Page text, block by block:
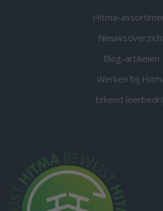
Hitma-
Blog-artikelen
Werken bij
Erkend